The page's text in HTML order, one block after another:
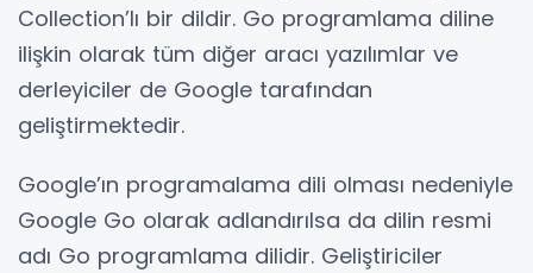
Collection’lı bir dildir. Go programlama diline
ilişkin olarak tüm diğer aracı yazılımlar ve
derleyiciler de Google tarafından
geliştirmektedir.
Google’ın programalama dili olması nedeniyle
Google Go olarak adlandırılsa da dilin resmi
adı Go programlama dilidir. Geliştiriciler